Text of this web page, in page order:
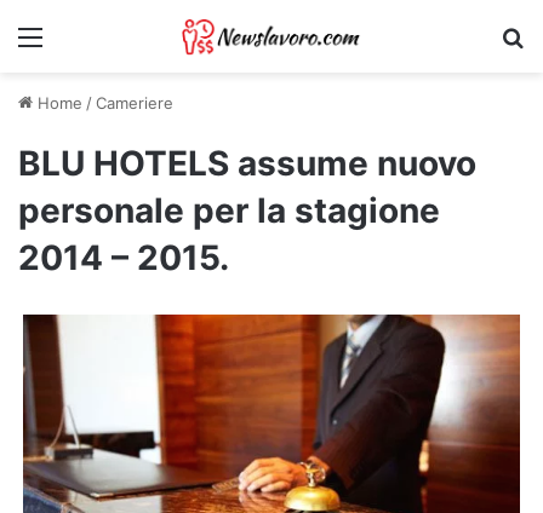
Menu
Home /Cameriere
BLU HOTELS assume nuovo
personale per la stagione
2014 – 2015.